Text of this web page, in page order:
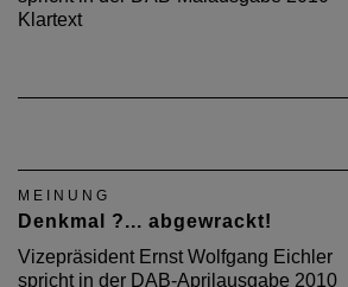
Klartext
MEINUNG
Denkmal ?... abgewrackt!
Vizepräsident Ernst Wolfgang Eichler
spricht in der DAB-Aprilausgabe 2010